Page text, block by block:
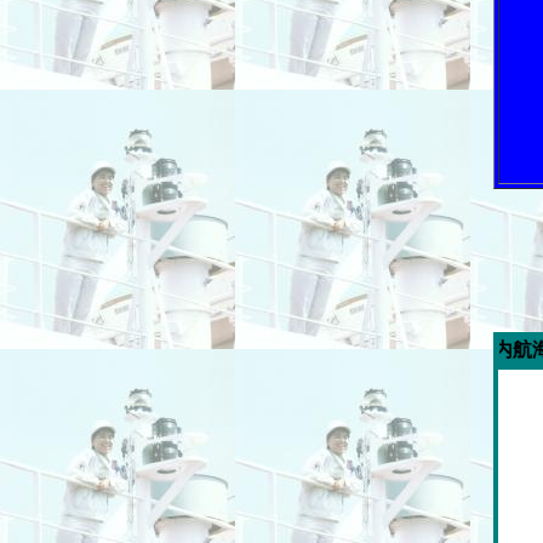
今週の「内航海運新聞」広告